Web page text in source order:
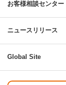
お客様相談センター
ニュースリリース
Global Site